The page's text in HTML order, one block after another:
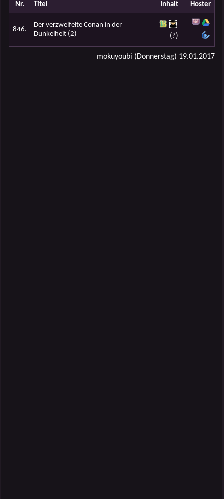
Nr. Titel Inhalt Hoster
846.
Der verzweifelte Conan in der
Dunkelheit (2)
(?)
mokuyoubi (Donnerstag) 19.01.2017